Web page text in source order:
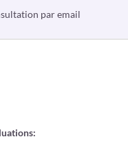
par email